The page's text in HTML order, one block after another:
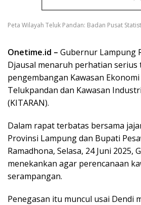
Peta Wilayah Teluk Pandan: Badan Pusat
Onetime.id – Gubernur Lampung
Djausal menaruh perhatian serius
pengembangan Kawasan Ekonomi
Telukpandan dan Kawasan
(KITARAN).
Dalam rapat terbatas bersama
Provinsi Lampung dan Bupati
Ramadhona, Selasa, 24 Juni 2025,
menekankan agar perencanaan
serampangan.
Penegasan itu muncul usai Dendi